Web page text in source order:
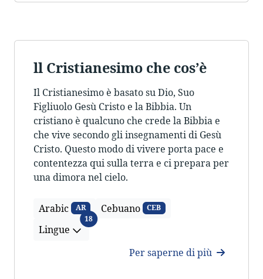
ll Cristianesimo che cos’è
Il Cristianesimo è basato su Dio, Suo
Figliuolo Gesù Cristo e la Bibbia. Un
cristiano è qualcuno che crede la Bibbia e
che vive secondo gli insegnamenti di Gesù
Cristo. Questo modo di vivere porta pace e
contentezza qui sulla terra e ci prepara per
una dimora nel cielo.
Arabic AR Cebuano CEB
Lingue
18Lingue
Per saperne di più